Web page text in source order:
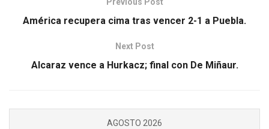
Previous Post
América recupera cima tras vencer 2-1 a Puebla.
Next Post
Alcaraz vence a Hurkacz; final con De Miñaur.
AGOSTO 2026